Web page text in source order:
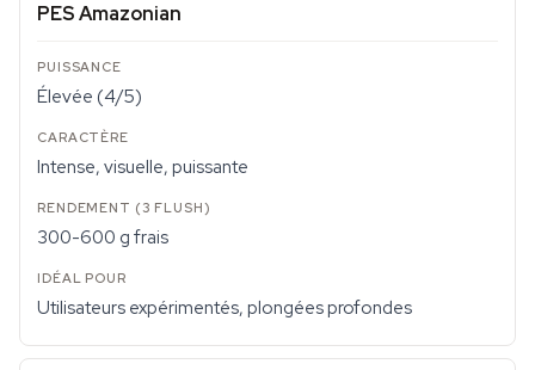
PES Amazonian
Élevée (4/5)
Intense, visuelle, puissante
300-600 g frais
Utilisateurs expérimentés, plongées profondes